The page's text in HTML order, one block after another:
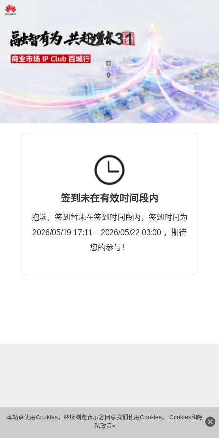
本站点使用Cookies，继续浏览表示您同意我们使用Cookies。 Cookies和隐
私政策>
签到未在有效时间段内
抱歉，签到暂未在签到时间段内，签到时间为
2026/05/19 17:11—2026/05/22 03:00 ，期待
您的参与！